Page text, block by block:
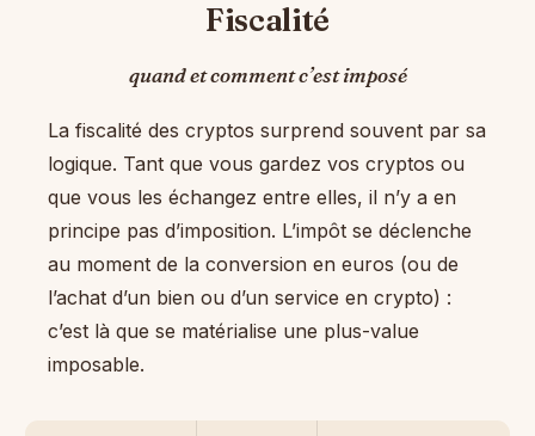
Fiscalité
quand et comment c’est imposé
La fiscalité des cryptos surprend souvent par sa
logique. Tant que vous gardez vos cryptos ou
que vous les échangez entre elles, il n’y a en
principe pas d’imposition. L’impôt se déclenche
au moment de la conversion en euros (ou de
l’achat d’un bien ou d’un service en crypto) :
c’est là que se matérialise une plus-value
imposable.